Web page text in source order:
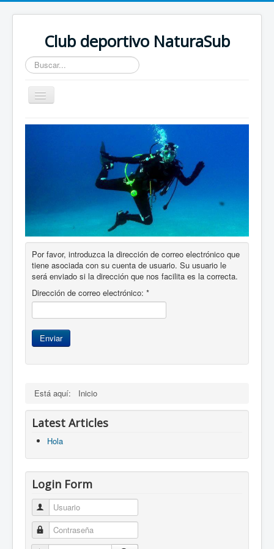
Club deportivo NaturaSub
Buscar...
Toggle
Navigation
Inicio
Por favor, introduzca la dirección de correo electrónico que
tiene asociada con su cuenta de usuario. Su usuario le
será enviado si la dirección que nos facilita es la correcta.
Dirección de correo electrónico: *
Enviar
Está aquí: Inicio
Latest Articles
Hola
Login Form
Usuario
Contraseña